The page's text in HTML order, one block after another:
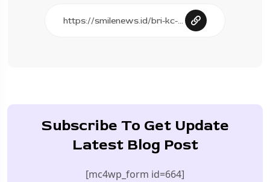
Subscribe To Get Update
Latest Blog Post
[mc4wp_form id=664]